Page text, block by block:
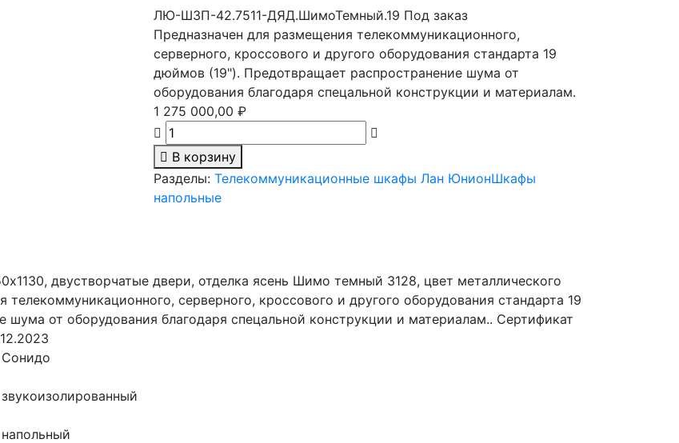
ЛЮ-ШЗП-42.7511-ДЯД.ШимоТемный.19 Под заказ
Предназначен для размещения телекоммуникационного,
серверного, кроссового и другого оборудования стандарта 19
дюймов (19"). Предотвращает распространение шума от
оборудования благодаря спецальной конструкции и материалам.
1 275 000,00 ₽
В корзину
Разделы: Телекоммуникационные шкафы Лан ЮнионШкафы
напольные
двустворчатые двери, отделка ясень Шимо темный 3128, цвет металлического
серверного, кроссового и другого оборудования стандарта 19
от оборудования благодаря спецальной конструкции и материалам.. Сертификат
Сонидо
звукоизолированный
напольный